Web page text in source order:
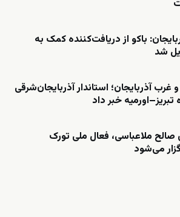
باکو از دریافت‌کننده کمک به
شد
آذربایجان؛ استاندار آذربایجان‌شرقی
تبریز–اورمیه خبر داد
ملاعباسی، فعال ملی تورک
می‌شود